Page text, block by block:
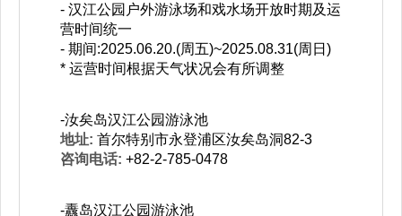
- 汉江公园户外游泳场和戏水场开放时期及运
营时间统一
- 期间:2025.06.20.(周五)~2025.08.31(周日)
* 运营时间根据天气状况会有所调整
-汝矣岛汉江公园游泳池
地址: 首尔特别市永登浦区汝矣岛洞82-3
咨询电话: +82-2-785-0478
-纛岛汉江公园游泳池